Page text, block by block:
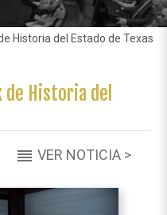
Historia del Estado de Texas
de Historia del
reorder VER NOTICIA >